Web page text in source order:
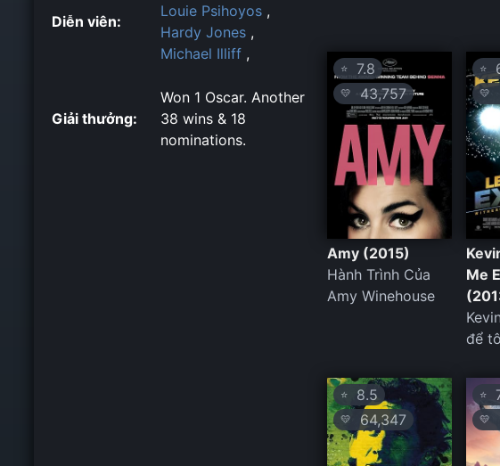
Diễn viên:
Louie Psihoyos ,
Hardy Jones ,
Michael Illiff ,
Giải thưởng:
Won 1 Oscar. Another
38 wins & 18
nominations.
⭐ 7.8
💛 43,757
Amy (2015)
Hành Trình Của
Amy Winehouse
⭐
💛
Me
để
⭐ 8.5
💛 64,347
⭐
💛